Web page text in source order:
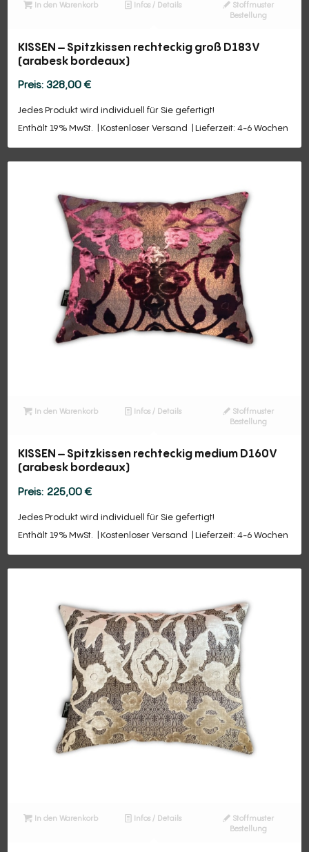
In den Warenkorb Infos / Details
Stoffmuster
Bestellung
KISSEN – Spitzkissen rechteckig groß D183V
(arabesk bordeaux)
328,00€
Jedes Produkt wird individuell für Sie gefertigt!
Enthält 19% MwSt.
Kostenloser Versand Lieferzeit: 4-6 Wochen
In den Warenkorb Infos / Details
Stoffmuster
Bestellung
KISSEN – Spitzkissen rechteckig medium D160V
(arabesk bordeaux)
225,00€
Jedes Produkt wird individuell für Sie gefertigt!
Enthält 19% MwSt.
Kostenloser Versand Lieferzeit: 4-6 Wochen
In den Warenkorb Infos / Details
Stoffmuster
Bestellung